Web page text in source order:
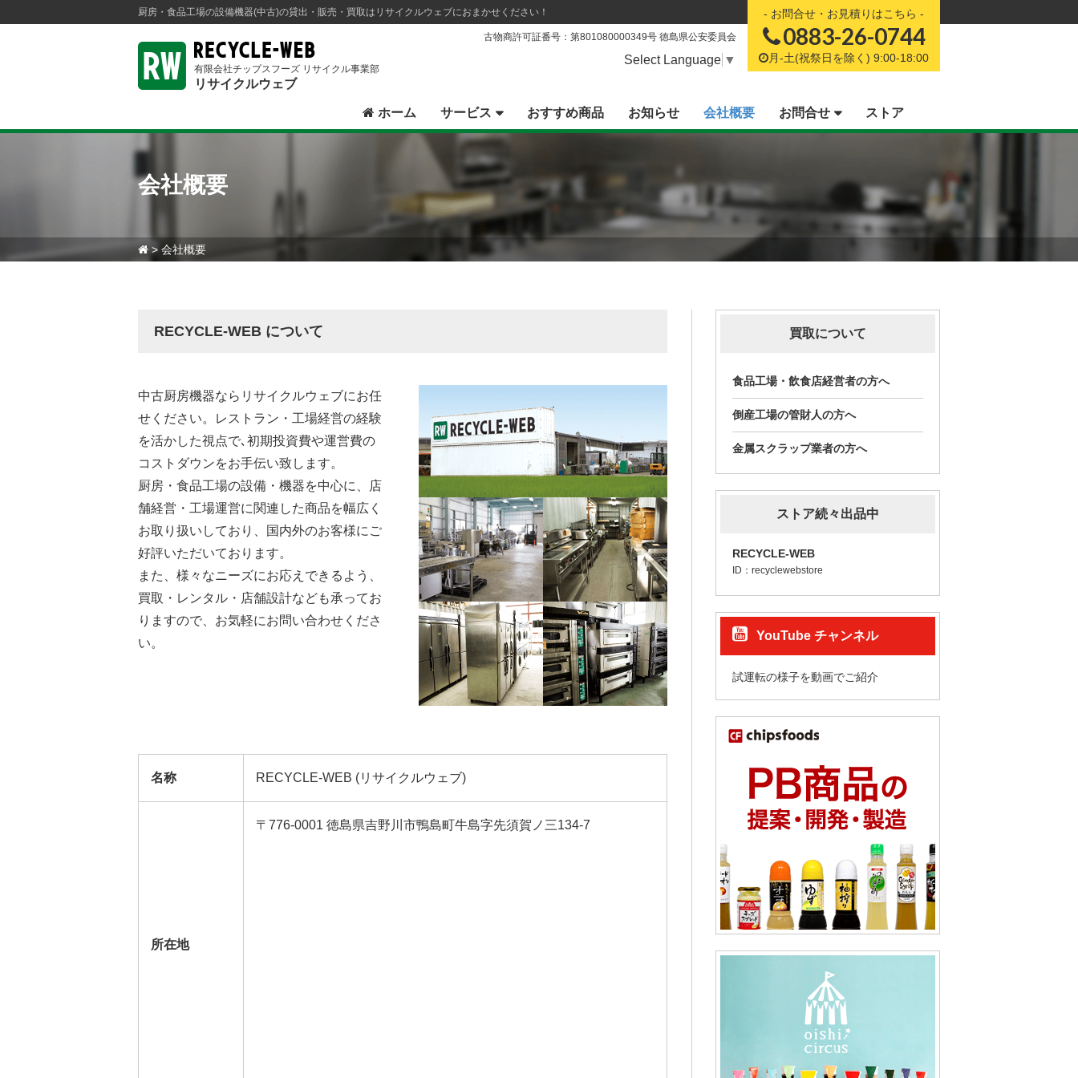
厨房・食品工場の設備機器(中古)の貸出・販売・買取はリサイクルウェブにおまかせください！
有限会社チップスフーズ リサイクル事業部
リサイクルウェブ
古物商許可証番号：第801080000349号 徳島県公安委員会
Select Language ▼
お問合せ・お見積りはこちら
0883-26-0744
月-土(祝祭日を除く) 9:00-18:00
ホーム サービス おすすめ商品 お知らせ 会社概要 お問合せ ストア
会社概要
> 会社概要
RECYCLE-WEB について
中古厨房機器ならリサイクルウェブにお任
せください。レストラン・工場経営の経験
を活かした視点で､初期投資費や運営費の
コストダウンをお手伝い致します。
厨房・食品工場の設備・機器を中心に、店
舗経営・工場運営に関連した商品を幅広く
お取り扱いしており、国内外のお客様にご
好評いただいております。
また、様々なニーズにお応えできるよう、
買取・レンタル・店舗設計なども承ってお
りますので、お気軽にお問い合わせくださ
い。
名称 RECYCLE-WEB (リサイクルウェブ)
所在地
〒776-0001 徳島県吉野川市鴨島町牛島字先須賀ノ三134-7
買取について
食品工場・飲食店経営者の方へ
倒産工場の管財人の方へ
金属スクラップ業者の方へ
ストア続々出品中
RECYCLE-WEB
ID：recyclewebstore
YouTube チャンネル
試運転の様子を動画でご紹介